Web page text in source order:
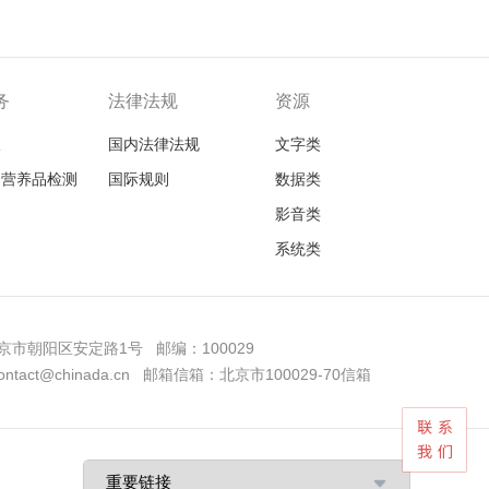
养品检测
法律法规
国内法律法规
国际规则
资源
文字类
数据类
影音类
系统类
朝阳区安定路1号 邮编：100029
邮箱信箱：北京市100029-70信箱